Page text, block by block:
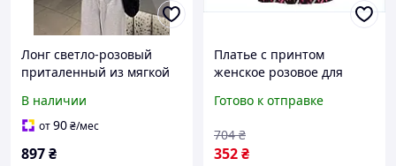
Лонг светло-розовый
приталенный из мягкой
создания стильных
образов Brand
В наличии
от90₴/мес
897₴
Платье с принтом
женское розовое для
стильный наряд для
Готово к отправке
352₴
704 ₴